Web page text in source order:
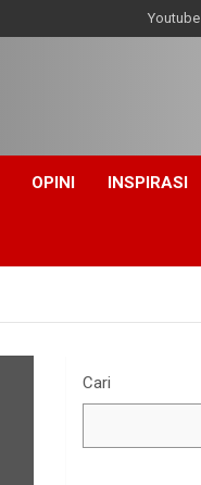
Youtube
OPINI INSPIRASI
Cari